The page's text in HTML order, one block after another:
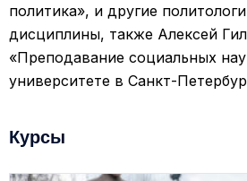
политика», и другие
дисциплины, также Алексей
«Преподавание социальных
университете в Санкт-
Курсы